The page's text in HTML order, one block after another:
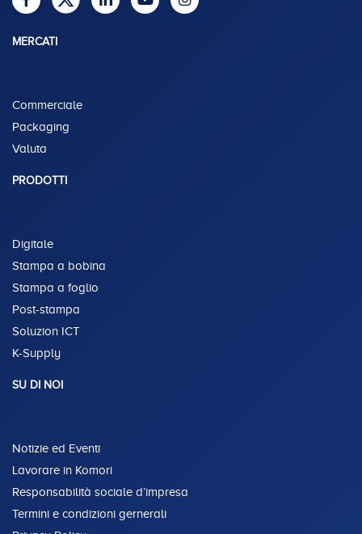
MERCATI
Commerciale
Packaging
Valuta
PRODOTTI
Digitale
Stampa a bobina
Stampa a foglio
Post-stampa
Soluzion ICT
K-Supply
SU DI NOI
Notizie ed Eventi
Lavorare in Komori
Responsabilità sociale d’impresa
Termini e condizioni gernerali